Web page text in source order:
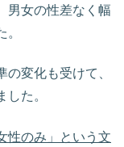
男女の性差なく幅
変化も受けて、
た。
性のみ」という文